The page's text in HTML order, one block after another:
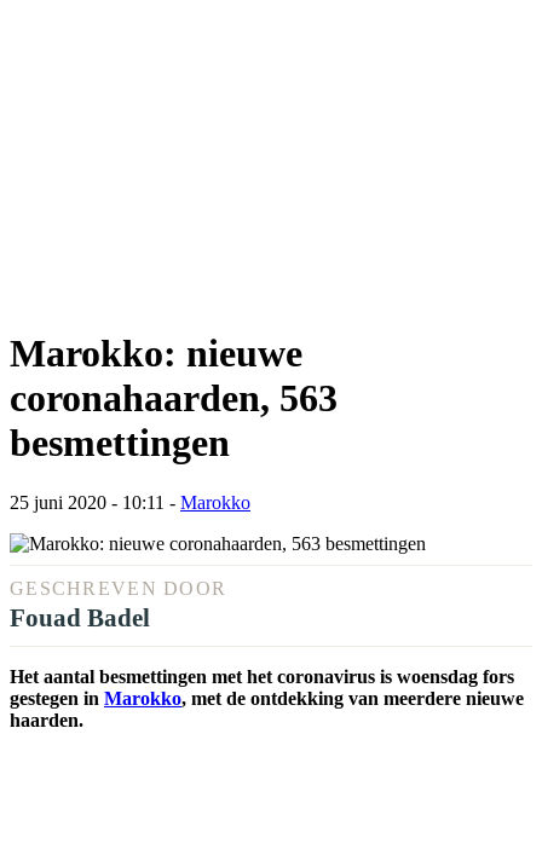
Marokko: nieuwe
coronahaarden, 563
besmettingen
25 juni 2020 - 10:11 - Marokko
GESCHREVEN DOOR
Fouad Badel
Het aantal besmettingen met het coronavirus is woensdag fors
gestegen in Marokko, met de ontdekking van meerdere nieuwe
haarden.